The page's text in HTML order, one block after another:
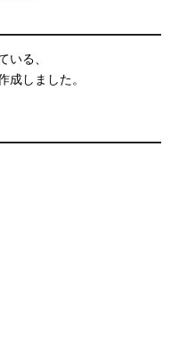
いる、
成しました。